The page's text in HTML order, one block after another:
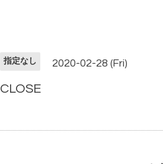
指定なし 2020-02-28 (Fri)
CLOSE